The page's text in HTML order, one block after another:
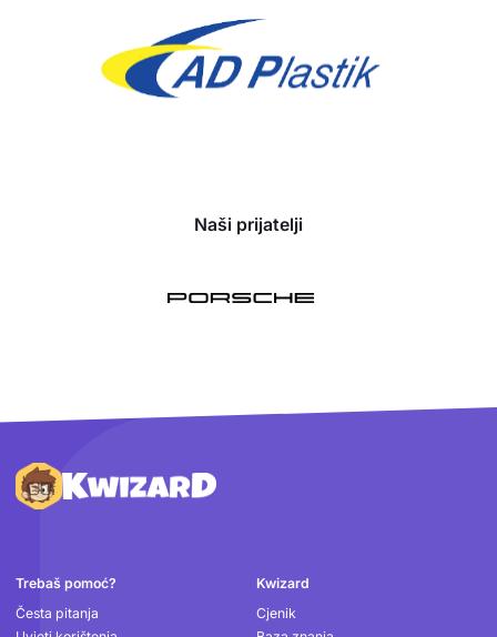
Naši prijatelji
Podnožje
Trebaš pomoć?
Česta pitanja
Kwizard
Cjenik